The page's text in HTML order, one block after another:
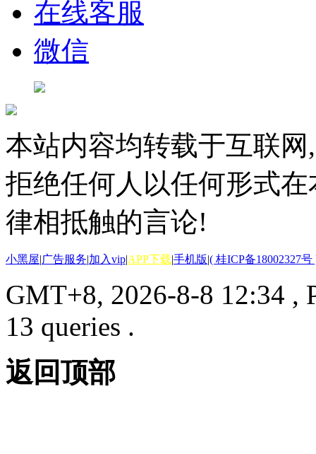
在线客服
微信
本站内容均转载于互联
拒绝任何人以任何形式
律相抵触的言论!
小黑屋|广告服务|加入vip|APP下载|手机版|( 桂ICP备18002327号
GMT+8, 2026-8-8 12:34 ,
13 queries .
返回顶部